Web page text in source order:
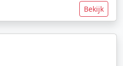
Bekijk